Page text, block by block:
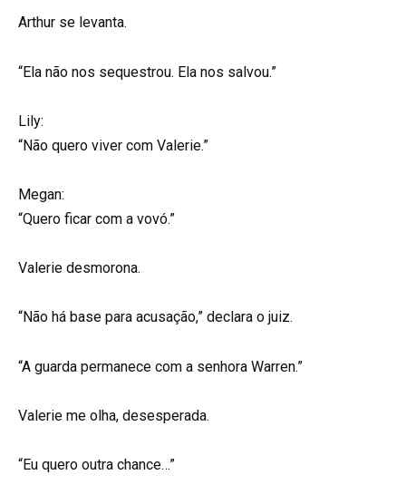
Arthur se levanta.
“Ela não nos sequestrou. Ela nos salvou.”
Lily:
“Não quero viver com Valerie.”
Megan:
“Quero ficar com a vovó.”
Valerie desmorona.
“Não há base para acusação,” declara o juiz.
“A guarda permanece com a senhora Warren.”
Valerie me olha, desesperada.
“Eu quero outra chance…”